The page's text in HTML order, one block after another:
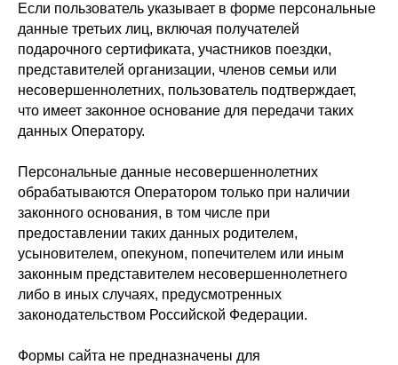
Если пользователь указывает в форме персональные
данные третьих лиц, включая получателей
подарочного сертификата, участников поездки,
представителей организации, членов семьи или
несовершеннолетних, пользователь подтверждает,
что имеет законное основание для передачи таких
данных Оператору.
Персональные данные несовершеннолетних
обрабатываются Оператором только при наличии
законного основания, в том числе при
предоставлении таких данных родителем,
усыновителем, опекуном, попечителем или иным
законным представителем несовершеннолетнего
либо в иных случаях, предусмотренных
законодательством Российской Федерации.
Формы сайта не предназначены для